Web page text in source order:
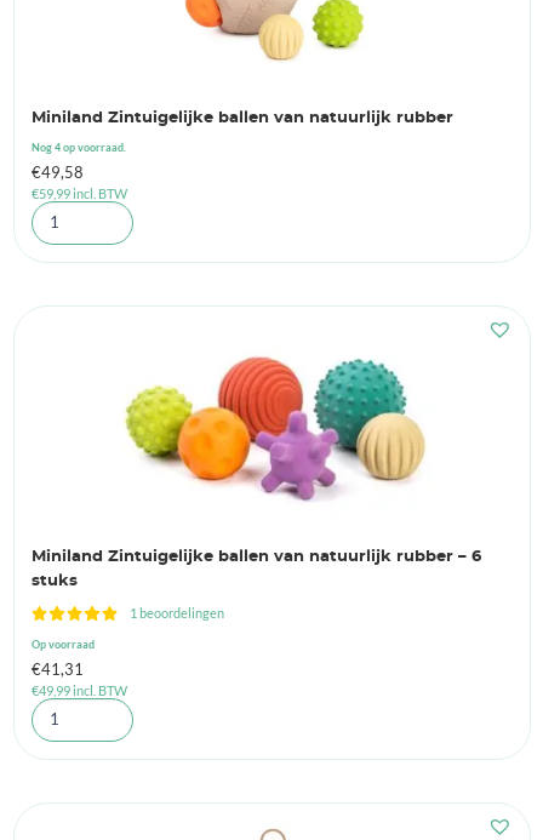
Miniland Zintuigelijke ballen van natuurlijk rubber
Nog 4 op voorraad.
€49,58
€59,99incl. BTW
Miniland Zintuigelijke ballen van natuurlijk rubber – 6
stuks
1 beoordelingen
Op voorraad
€41,31
€49,99incl. BTW